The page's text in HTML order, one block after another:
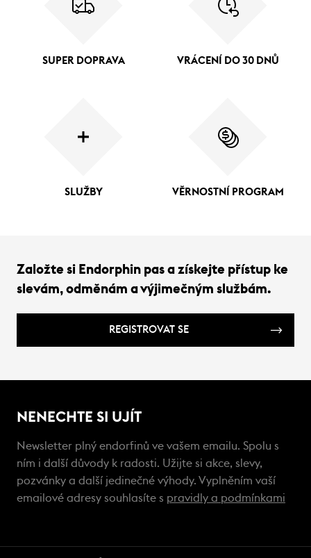
SUPER DOPRAVA VRÁCENÍ DO 30 DNŮ
SLUŽBY VĚRNOSTNÍ PROGRAM
Založte si Endorphin pas a získejte přístup ke
slevám, odměnám a výjimečným službám.
REGISTROVAT SE
NENECHTE SI UJÍT
Newsletter plný endorfinů ve vašem emailu. Spolu s
ním i další důvody k radosti. Užijte si akce, slevy,
pozvánky a další jedinečné výhody. Vyplněním vaší
emailové adresy souhlasíte s pravidly a podmínkami